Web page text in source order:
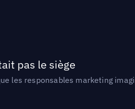
pas le siège
les responsables marketing